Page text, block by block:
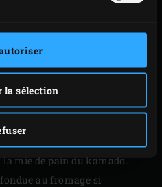
la sélection
sur la demi-grille en fonte et
1 minute de chaque côté.
5 à 6 minutes au total,
de temps en temps. Pensez
la mie de pain du kamado.
au fromage si